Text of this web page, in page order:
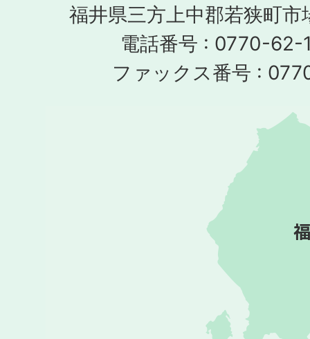
福井県三方上中郡若狭町
電話番号 : 0770-62-
ファックス番号 :